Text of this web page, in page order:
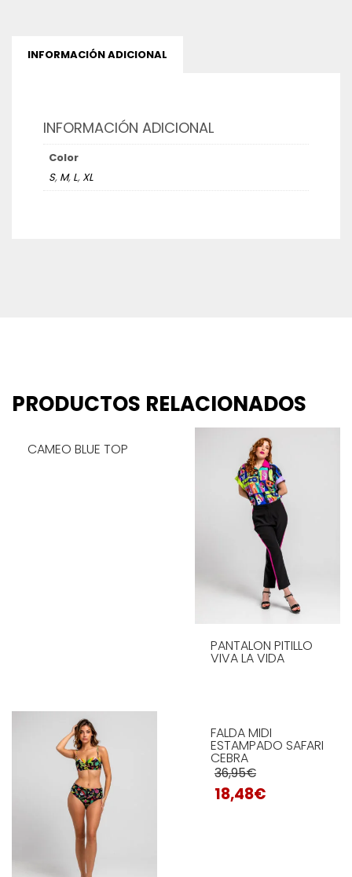
INFORMACIÓN ADICIONAL
INFORMACIÓN ADICIONAL
Color
S, M, L,XL
PRODUCTOS RELACIONADOS
CAMEO BLUE TOP
PANTALON PITILLO
VIVA LA VIDA
LEER MÁS
FALDA MIDI
ESTAMPADO SAFARI
CEBRA
36,95€
18,48€